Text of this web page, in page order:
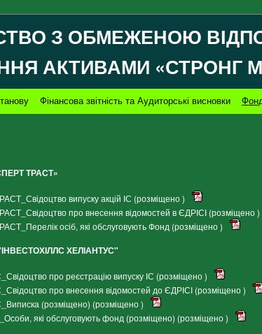
З ОБМЕЖЕНОЮ
АКТИВАМИ «СТРОНГ
Фінансова звітність та Аудиторські висновки
ТРАСТ»
випуску акцій ІС (розміщено )
про внесення відомостей в ЄДРІСІ (розміщено )
осіб, які обслуговують Фонд (розміщено )
ХЕЛІАНТУС"
про реєстрацію випуску ІС (розміщено )
про внесення відомостей до ЄДРІСІ (розміщено )
(розміщено) (розміщено )
які обслуговують фонд (розміщено) (розміщено )